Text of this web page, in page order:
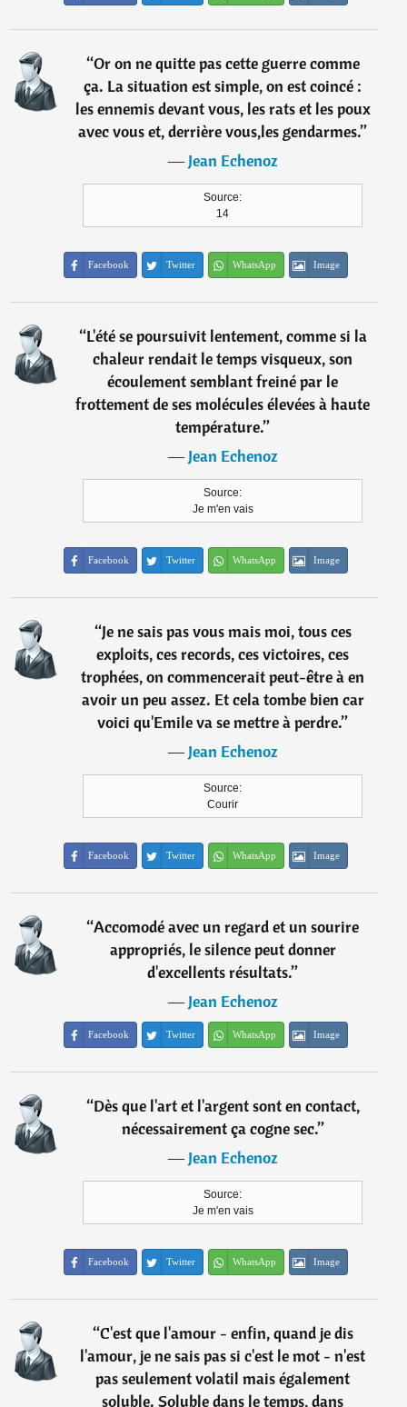
“Or on ne quitte pas cette guerre comme
ça. La situation est simple, on est coincé :
les ennemis devant vous, les rats et les poux
avec vous et, derrière vous,les gendarmes.”
―Jean Echenoz
Source:
14
Facebook Twitter WhatsApp Image
“L'été se poursuivit lentement, comme si la
chaleur rendait le temps visqueux, son
écoulement semblant freiné par le
frottement de ses molécules élevées à haute
température.”
―Jean Echenoz
Source:
Je m'en vais
Facebook Twitter WhatsApp Image
“Je ne sais pas vous mais moi, tous ces
exploits, ces records, ces victoires, ces
trophées, on commencerait peut-être à en
avoir un peu assez. Et cela tombe bien car
voici qu'Emile va se mettre à perdre.”
―Jean Echenoz
Source:
Courir
Facebook Twitter WhatsApp Image
“Accomodé avec un regard et un sourire
appropriés, le silence peut donner
d'excellents résultats.”
―Jean Echenoz
Facebook Twitter WhatsApp Image
“Dès que l'art et l'argent sont en contact,
nécessairement ça cogne sec.”
―Jean Echenoz
Source:
Je m'en vais
Facebook Twitter WhatsApp Image
“C'est que l'amour - enfin, quand je dis
l'amour, je ne sais pas si c'est le mot - n'est
pas seulement volatil mais également
soluble. Soluble dans le temps, dans